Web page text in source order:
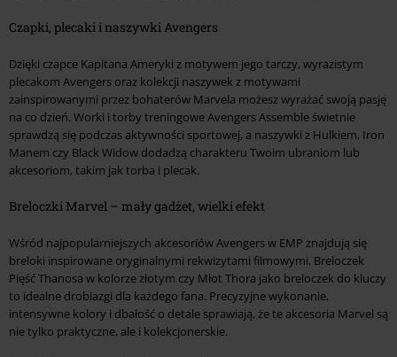
Czapki, plecaki i naszywki Avengers
Dzięki czapce Kapitana Ameryki z motywem jego tarczy, wyrazistym
plecakom Avengers oraz kolekcji naszywek z motywami
zainspirowanymi przez bohaterów Marvela możesz wyrażać swoją pasję
na co dzień. Worki i torby treningowe Avengers Assemble świetnie
sprawdzą się podczas aktywności sportowej, a naszywki z Hulkiem, Iron
Manem czy Black Widow dodadzą charakteru Twoim ubraniom lub
akcesoriom, takim jak torba i plecak.
Breloczki Marvel – mały gadżet, wielki efekt
Wśród najpopularniejszych akcesoriów Avengers w EMP znajdują się
breloki inspirowane oryginalnymi rekwizytami filmowymi. Breloczek
Pięść Thanosa w kolorze złotym czy Młot Thora jako breloczek do kluczy
to idealne drobiazgi dla każdego fana. Precyzyjne wykonanie,
intensywne kolory i dbałość o detale sprawiają, że te akcesoria Marvel są
nie tylko praktyczne, ale i kolekcjonerskie.